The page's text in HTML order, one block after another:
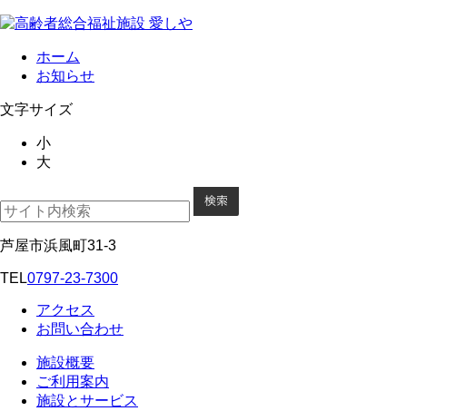
ホーム
お知らせ
文字サイズ
小
大
芦屋市浜風町31-3
TEL0797-23-7300
アクセス
お問い合わせ
施設概要
ご利用案内
施設とサービス